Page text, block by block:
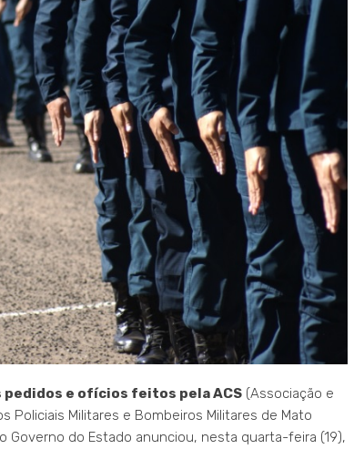
pedidos e ofícios feitos pela ACS (Associação e
Policiais Militares e Bombeiros Militares de Mato
Governo do Estado anunciou, nesta quarta-feira (19),